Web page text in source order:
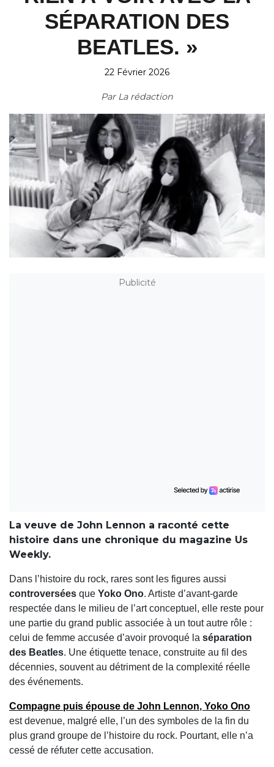
SÉPARATION DES
BEATLES. »
22 Février 2026
Par La rédaction
Publicité
La veuve de John Lennon a raconté cette
histoire dans une chronique du magazine Us
Weekly.
Dans l’histoire du rock, rares sont les figures aussi
controversées que Yoko Ono. Artiste d’avant-garde
respectée dans le milieu de l’art conceptuel, elle reste pour
une partie du grand public associée à un tout autre rôle :
celui de femme accusée d’avoir provoqué la séparation
des Beatles. Une étiquette tenace, construite au fil des
décennies, souvent au détriment de la complexité réelle
des événements.
Compagne puis épouse de John Lennon, Yoko Ono
est devenue, malgré elle, l’un des symboles de la fin du
plus grand groupe de l’histoire du rock. Pourtant, elle n’a
cessé de réfuter cette accusation.